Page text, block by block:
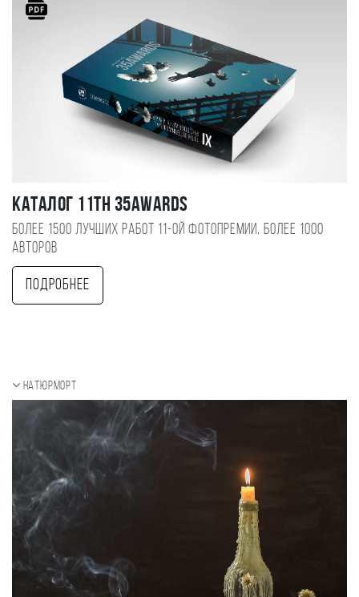
Каталог 11TH 35AWARDS
Более 1500 лучших работ 11-ой фотопремии, более 1000
авторов
Подробнее
Натюрморт